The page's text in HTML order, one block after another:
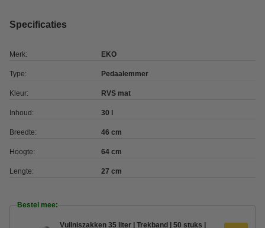
Specificaties
Merk: EKO
Type: Pedaalemmer
Kleur: RVS mat
Inhoud: 30 l
Breedte: 46 cm
Hoogte: 64 cm
Lengte: 27 cm
Bestel mee:
Vuilniszakken 35 liter | Trekband | 50 stuks |